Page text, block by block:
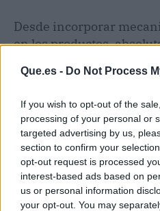
Que.es - Do Not Process
If you wish to opt-out of the
processing of your personal or
targeted advertising by us,
section to confirm your
opt-out request is processed
interest-based ads based on
us or personal information
your opt-out. You may
Desde incorporar
en los productos,
adaptada a cada
puede llevar a cabo en
ya que son materiales
normalmente suelen
techos sin necesidad
movimientos y no
suciedad ni residuo.